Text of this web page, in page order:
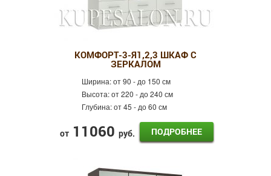
КОМФОРТ-3-Я1,2,3 ШКАФ С
ЗЕРКАЛОМ
Ширина:от 90 - до 150 см
Высота:от 220 - до 240 см
Глубина:от 45 - до 60 см
от 11060 руб. ПОДРОБНЕЕ